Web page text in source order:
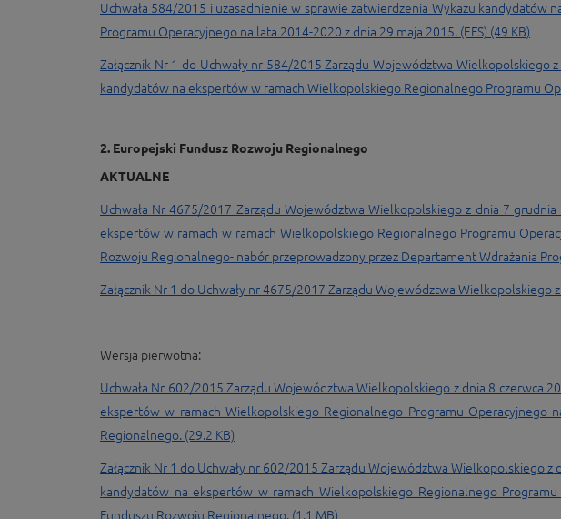
Uchwała 584/2015 i uzasadnienie w sprawie zatwierdzenia Wykazu
Programu Operacyjnego na lata 2014-2020 z dnia 29 maja 2015. (EFS) (49 KB)
Załącznik Nr 1 do Uchwały nr 584/2015 Zarządu Województwa Wielkopolskiego
kandydatów na ekspertów w ramach Wielkopolskiego Regionalnego Programu
2. Europejski Fundusz Rozwoju Regionalnego
AKTUALNE
Uchwała Nr 4675/2017 Zarządu Województwa Wielkopolskiego z dnia 7
ekspertów w ramach w ramach Wielkopolskiego Regionalnego Programu
Rozwoju Regionalnego- nabór przeprowadzony przez Departament Wdrażania
Załącznik Nr 1 do Uchwały nr 4675/2017 Zarządu Województwa Wielkopolskiego
Wersja pierwotna:
Uchwała Nr 602/2015 Zarządu Województwa Wielkopolskiego z dnia 8 czerwca
ekspertów w ramach Wielkopolskiego Regionalnego Programu Operacyjnego
Regionalnego. (29.2 KB)
Załącznik Nr 1 do Uchwały nr 602/2015 Zarządu Województwa Wielkopolskiego
kandydatów na ekspertów w ramach Wielkopolskiego Regionalnego
Funduszu Rozwoju Regionalnego. (1.1 MB)